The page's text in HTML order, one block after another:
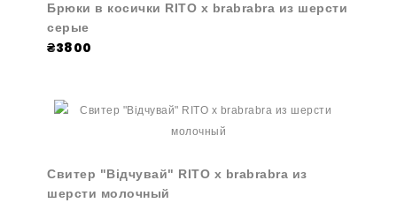
Брюки в косички RITO x brabrabra из шерсти
серые
₴3800
Свитер "Відчувай" RITO x brabrabra из
шерсти молочный